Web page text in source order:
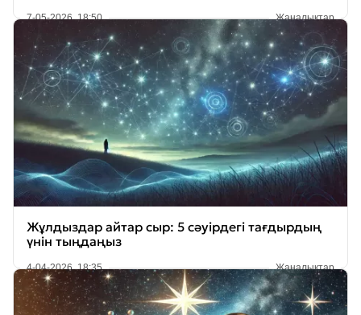
7-05-2026, 18:50 Жаңалықтар
Жұлдыздар айтар сыр: 5 сәуірдегі тағдырдың
үнін тыңдаңыз
4-04-2026, 18:35 Жаңалықтар